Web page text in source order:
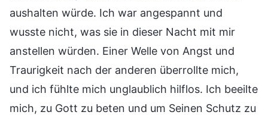
aushalten würde. Ich war angespannt und
wusste nicht, was sie in dieser Nacht mit mir
anstellen würden. Einer Welle von Angst und
Traurigkeit nach der anderen überrollte mich,
und ich fühlte mich unglaublich hilflos. Ich beeilte
mich, zu Gott zu beten und um Seinen Schutz zu